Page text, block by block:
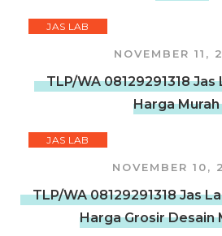
JAS LAB
NOVEMBER 11,
TLP/WA 08129291318
Harga Murah
JAS LAB
NOVEMBER 10,
TLP/WA 08129291318 Jas
Harga Grosir Desain